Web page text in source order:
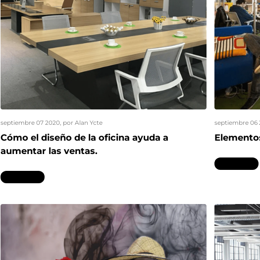
septiembre 07 2020 , por Alan Ycte
Cómo el diseño de la oficina ayuda a
aumentar las ventas.
Leer más...
septiembre 06
Leer más...